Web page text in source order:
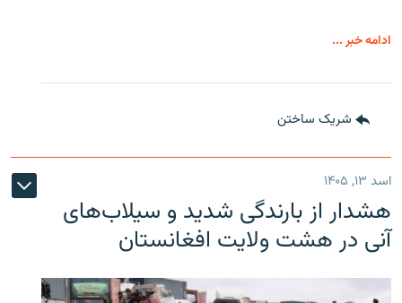
ادامه خبر ...
شریک ساختن
اسد ۱۳, ۱۴۰۵
هشدار از بارندگی شدید و سیلاب‌های
آنی در هشت ولایت افغانستان